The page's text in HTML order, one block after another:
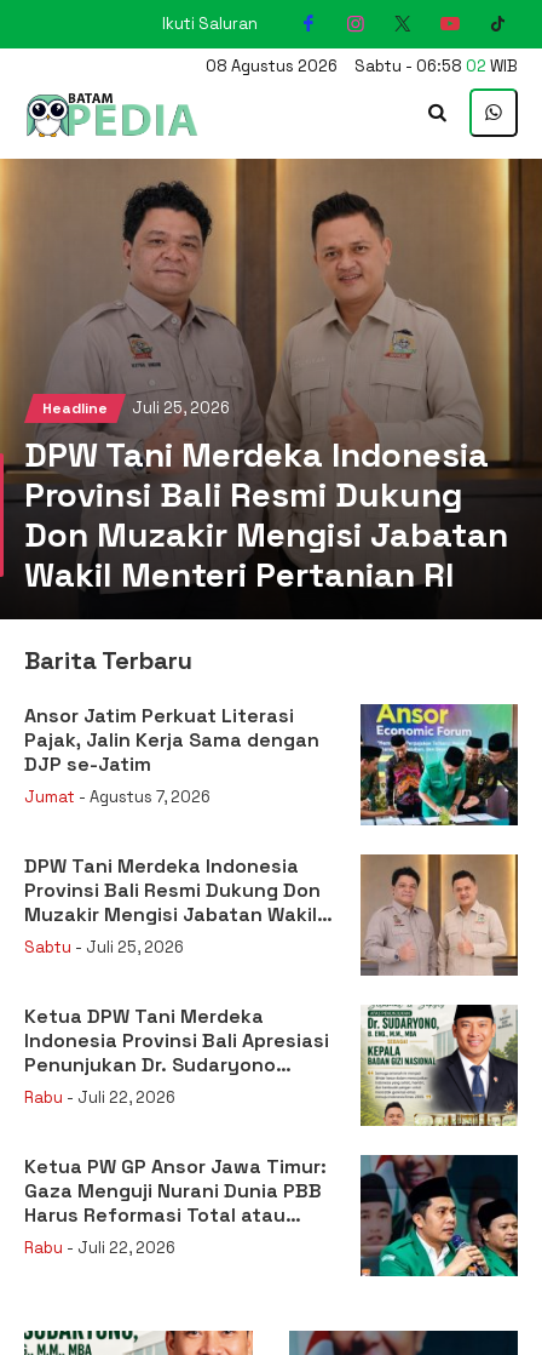
Ikuti Saluran
08 Agustus 2026 Sabtu - 06:58 03 WIB
Headline Juli 25, 2026
DPW Tani Merdeka Indonesia
Provinsi Bali Resmi Dukung
Don Muzakir Mengisi Jabatan
Wakil Menteri Pertanian RI
Barita Terbaru
Ansor Jatim Perkuat Literasi
Pajak, Jalin Kerja Sama dengan
DJP se-Jatim
Jumat - Agustus 7, 2026
DPW Tani Merdeka Indonesia
Provinsi Bali Resmi Dukung Don
Muzakir Mengisi Jabatan Wakil
Menteri Pertanian RI
Sabtu - Juli 25, 2026
Ketua DPW Tani Merdeka
Indonesia Provinsi Bali Apresiasi
Penunjukan Dr. Sudaryono
sebagai Kepala Badan Gizi
Rabu - Juli 22, 2026
Ketua PW GP Ansor Jawa Timur:
Gaza Menguji Nurani Dunia PBB
Harus Reformasi Total atau
Kehilangan Legitimasi
Rabu - Juli 22, 2026